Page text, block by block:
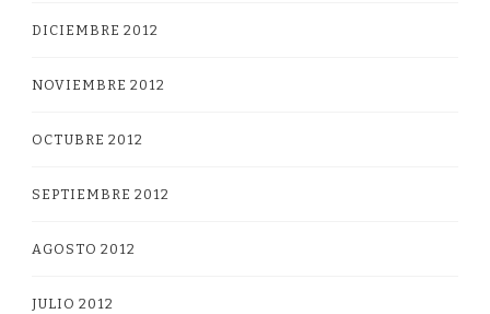
DICIEMBRE 2012
NOVIEMBRE 2012
OCTUBRE 2012
SEPTIEMBRE 2012
AGOSTO 2012
JULIO 2012